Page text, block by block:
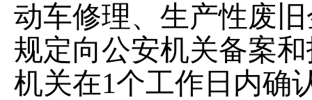
动车修理、生产性废
规定向公安机关备案
机关在1个工作日内确